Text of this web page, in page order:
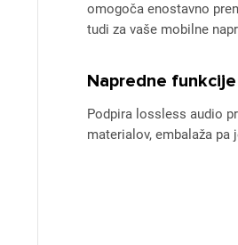
omogoča enostavno
tudi za vaše mobilne
Napredne
Podpira lossless audio
materialov, embalaža pa